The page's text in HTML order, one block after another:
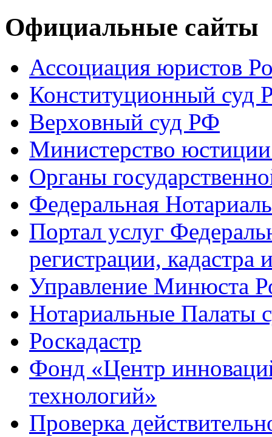
Официальные сайты
Ассоциация юристов
Конституционный суд
Верховный суд РФ
Министерство
Органы
Федеральная
Портал услуг
регистрации, кадастра
Управление Минюста
Нотариальные Палаты
Роскадастр
Фонд «Центр
технологий»
Проверка